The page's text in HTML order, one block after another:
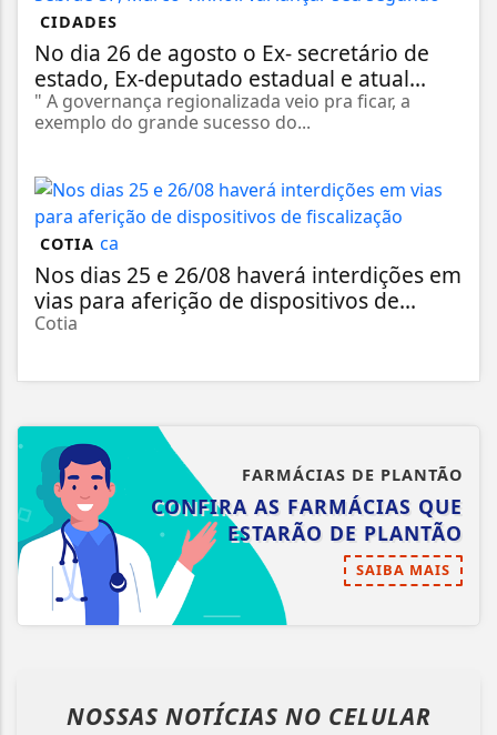
CIDADES
No dia 26 de agosto o Ex- secretário de
estado, Ex-deputado estadual e atual...
" A governança regionalizada veio pra ficar, a
exemplo do grande sucesso do...
COTIA
Nos dias 25 e 26/08 haverá interdições em
vias para aferição de dispositivos de...
Cotia
FARMÁCIAS DE PLANTÃO
CONFIRA AS FARMÁCIAS QUE
ESTARÃO DE PLANTÃO
SAIBA MAIS
NOSSAS NOTÍCIAS NO CELULAR